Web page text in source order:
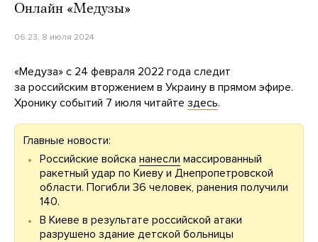
Онлайн «Медузы»
06:23, 8 июля 2024
«Медуза» с 24 февраля 2022 года следит
за российским вторжением в Украину в прямом эфире.
Хронику событий 7 июля читайте здесь.
Главные новости:
Российские войска нанесли массированный
ракетный удар по Киеву и Днепропетровской
области. Погибли 36 человек, ранения получили
140.
В Киеве в результате российской атаки
разрушено здание детской больницы